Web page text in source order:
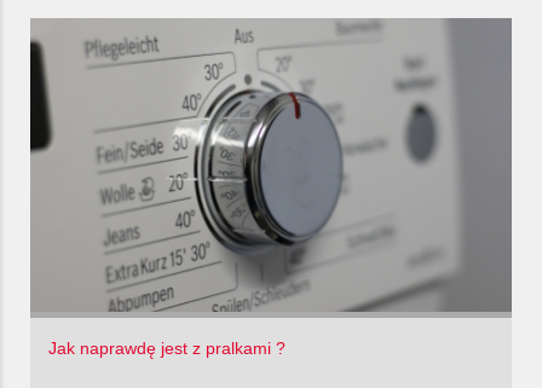
Jak naprawdę jest z pralkami ?